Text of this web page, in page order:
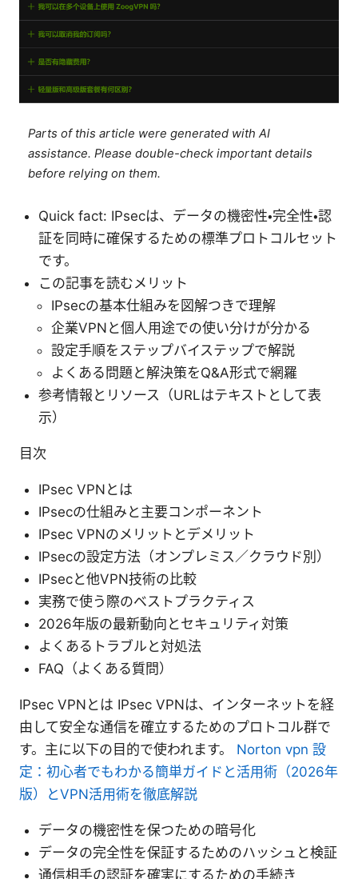
Parts of this article were generated with AI
assistance. Please double-check important details
before relying on them.
Quick fact: IPsecは、データの機密性・完全性・認
証を同時に確保するための標準プロトコルセット
です。
この記事を読むメリット
IPsecの基本仕組みを図解つきで理解
企業VPNと個人用途での使い分けが分かる
設定手順をステップバイステップで解説
よくある問題と解決策をQ&A形式で網羅
参考情報とリソース（URLはテキストとして表
示）
目次
IPsec VPNとは
IPsecの仕組みと主要コンポーネント
IPsec VPNのメリットとデメリット
IPsecの設定方法（オンプレミス／クラウド別）
IPsecと他VPN技術の比較
実務で使う際のベストプラクティス
2026年版の最新動向とセキュリティ対策
よくあるトラブルと対処法
FAQ（よくある質問）
IPsec VPNとは IPsec VPNは、インターネットを経
由して安全な通信を確立するためのプロトコル群で
す。主に以下の目的で使われます。 Norton vpn 設
定：初心者でもわかる簡単ガイドと活用術（2026年
版）とVPN活用術を徹底解説
データの機密性を保つための暗号化
データの完全性を保証するためのハッシュと検証
通信相手の認証を確実にするための手続き